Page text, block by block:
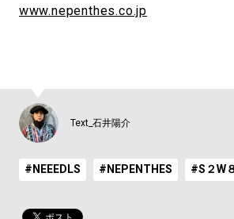
www.nepenthes.co.jp
Text_石井陽介
#NEEEDLS #NEPENTHES #S２W